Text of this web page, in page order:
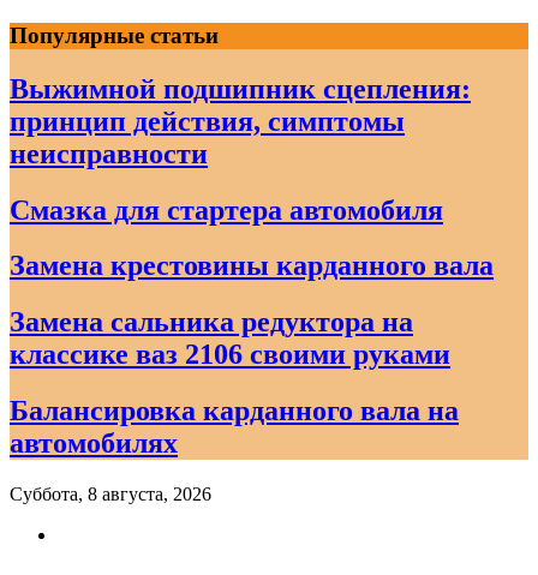
Skip
to
content
Популярные статьи
Выжимной подшипник сцепления:
принцип действия, симптомы
неисправности
Смазка для стартера автомобиля
Замена крестовины карданного вала
Замена сальника редуктора на
классике ваз 2106 своими руками
Балансировка карданного вала на
автомобилях
Суббота, 8 августа, 2026